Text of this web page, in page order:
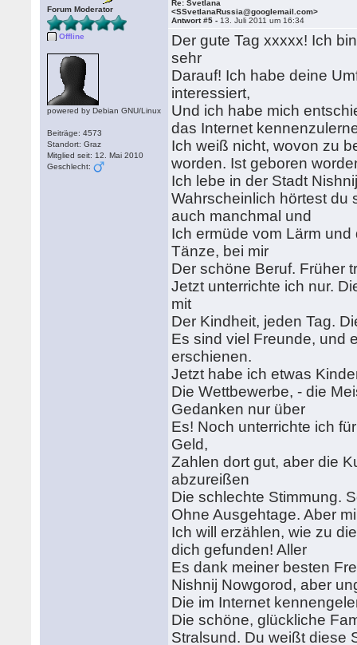
Forum Moderator
Offline
powered by Debian GNU/Linux
Beiträge: 4573
Standort: Graz
Mitglied seit: 12. Mai 2010
Geschlecht:
Re: Svetlana
<SSvetlanaRussia@googlemail.com>
Antwort #5 - 13. Juli 2011 um 16:34
Der gute Tag xxxxx! Ich
sehr
Darauf! Ich habe deine
interessiert,
Und ich habe mich
das Internet
Ich weiß nicht, wovon zu
worden. Ist geboren
Ich lebe in der Stadt
Wahrscheinlich hörtest du
auch manchmal und
Ich ermüde vom Lärm
Tänze, bei mir
Der schöne Beruf. Früher
Jetzt unterrichte ich nur.
mit
Der Kindheit, jeden Tag.
Es sind viel Freunde, und
erschienen.
Jetzt habe ich etwas
Die Wettbewerbe, - die
Gedanken nur über
Es! Noch unterrichte ich
Geld,
Zahlen dort gut, aber die
abzureißen
Die schlechte Stimmung.
Ohne Ausgehtage. Aber
Ich will erzählen, wie zu
dich gefunden! Aller
Es dank meiner besten
Nishnij Nowgorod, aber
Die im Internet
Die schöne, glückliche
Stralsund. Du weißt diese